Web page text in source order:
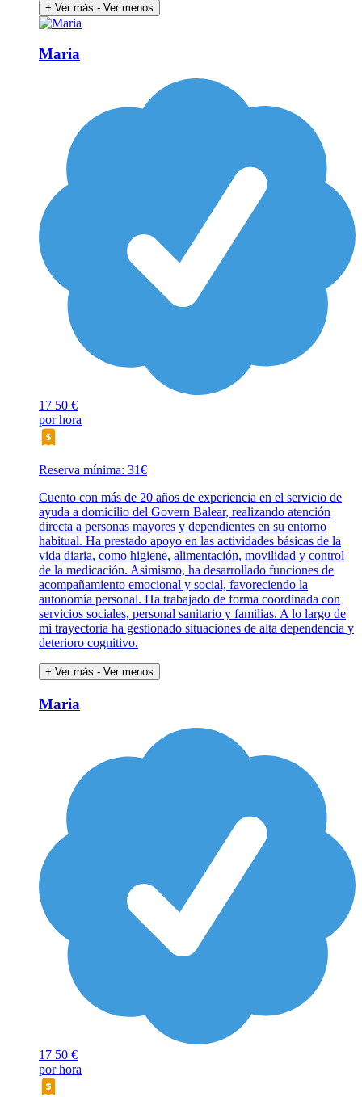
+ Ver más - Ver menos
Maria
17 50 €
por hora
Reserva mínima: 31€
Cuento con más de 20 años de experiencia en el servicio de
ayuda a domicilio del Govern Balear, realizando atención
directa a personas mayores y dependientes en su entorno
habitual. Ha prestado apoyo en las actividades básicas de la
vida diaria, como higiene, alimentación, movilidad y control
de la medicación. Asimismo, ha desarrollado funciones de
acompañamiento emocional y social, favoreciendo la
autonomía personal. Ha trabajado de forma coordinada con
servicios sociales, personal sanitario y familias. A lo largo de
mi trayectoria ha gestionado situaciones de alta dependencia y
deterioro cognitivo.
+ Ver más - Ver menos
Maria
17 50 €
por hora